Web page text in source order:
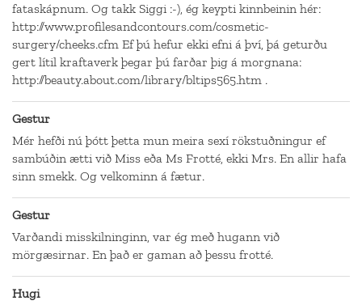
fataskápnum. Og takk Siggi :-), ég keypti kinnbeinin hér:
http://www.profilesandcontours.com/cosmetic-
surgery/cheeks.cfm Ef þú hefur ekki efni á því, þá geturðu
gert lítil kraftaverk þegar þú farðar þig á morgnana:
http://beauty.about.com/library/bltips565.htm .
Gestur
Mér hefði nú þótt þetta mun meira sexí rökstuðningur ef
sambúðin ætti við Miss eða Ms Frotté, ekki Mrs. En allir hafa
sinn smekk. Og velkominn á fætur.
Gestur
Varðandi misskilninginn, var ég með hugann við
mörgæsirnar. En það er gaman að þessu frotté.
Hugi